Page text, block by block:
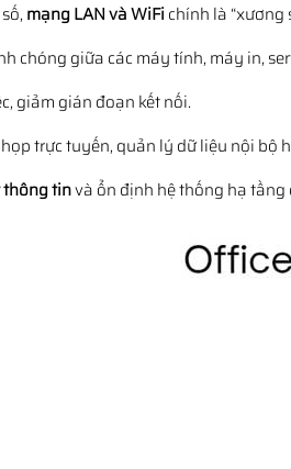
mạng LAN và WiFi chính là
chóng giữa các máy tính, máy in,
giảm gián đoạn kết nối.
trực tuyến, quản lý dữ liệu nội bộ
tinvà ổn định hệ thống hạ tầng